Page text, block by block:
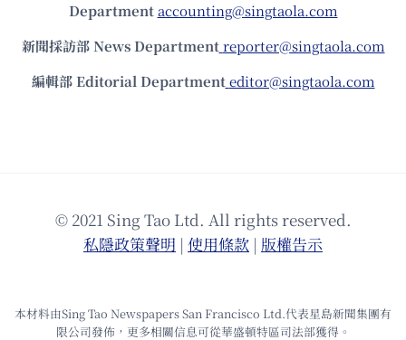
Department accounting@singtaola.com
新聞採訪部 News Department reporter@singtaola.com
編輯部 Editorial Department editor@singtaola.com
© 2021 Sing Tao Ltd. All rights reserved.
私隱政策聲明 | 使⽤條款 | 版權告⽰
本材料由Sing Tao Newspapers San Francisco Ltd.代表星島新聞集團有
限公司發佈，更多相關信息可從華盛頓特區司法部獲得。